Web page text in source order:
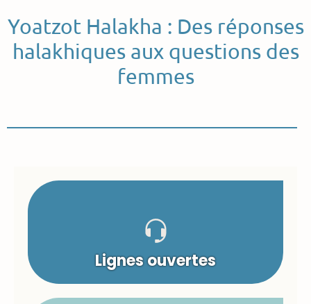
Yoatzot Halakha : Des réponses
halakhiques aux questions des
femmes
Lignes ouvertes